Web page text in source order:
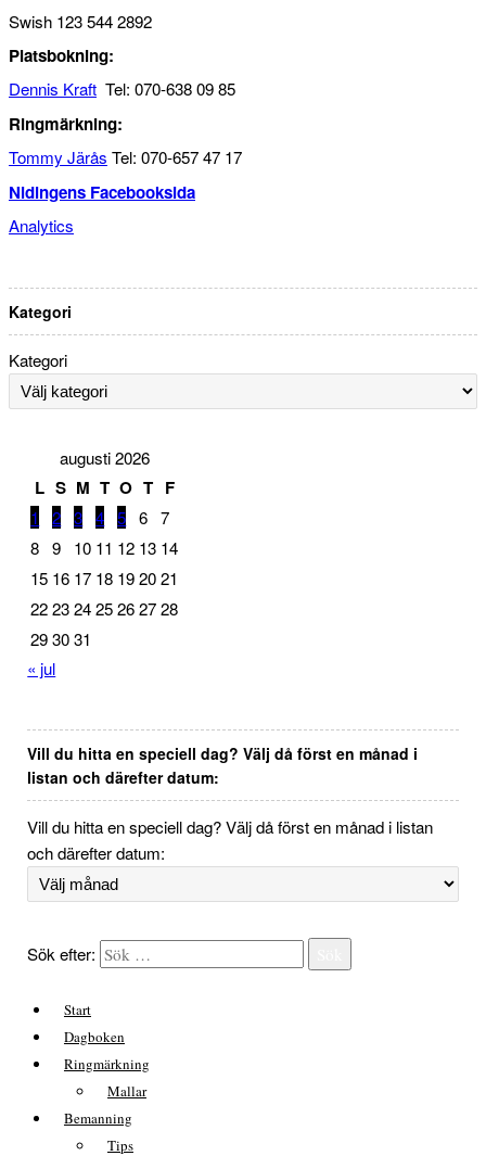
Swish 123 544 2892
Platsbokning:
Dennis Kraft Tel: 070-638 09 85
Ringmärkning:
Tommy Järås Tel: 070-657 47 17
Nidingens Facebooksida
Analytics
Kategori
Kategori
augusti 2026
L S M T O T F
1 2 3 4 5 6 7
8 9 10 11 12 13 14
15 16 17 18 19 20 21
22 23 24 25 26 27 28
29 30 31
« jul
Vill du hitta en speciell dag? Välj då först en månad i
listan och därefter datum:
Vill du hitta en speciell dag? Välj då först en månad i listan
och därefter datum:
Sök efter:
Start
Dagboken
Ringmärkning
Mallar
Bemanning
Tips